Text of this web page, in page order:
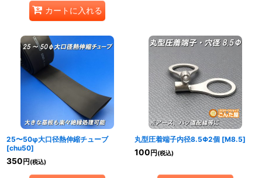
カートに入れる
25〜50φ大口径熱伸縮チューブ
[chu50]
350円(税込)
丸型圧着端子内径8.5Φ2個 [M8.5]
100円(税込)